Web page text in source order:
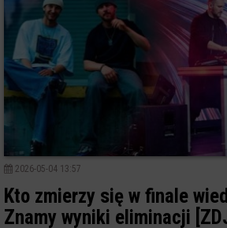
2026-05-04 13:57
Kto zmierzy się w finale
Znamy wyniki eliminacji